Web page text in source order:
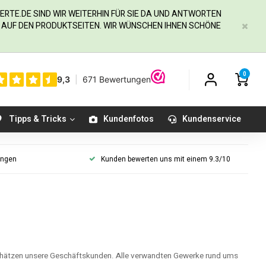
SIND WIR WEITERHIN FÜR SIE DA UND ANTWORTEN
DEN PRODUKTSEITEN. WIR WÜNSCHEN IHNEN SCHÖNE
0
Tipps & Tricks Kundenfotos Kundenservice
Kunden bewerten uns mit einem 9.3/10
unsere Geschäftskunden. Alle verwandten Gewerke rund ums